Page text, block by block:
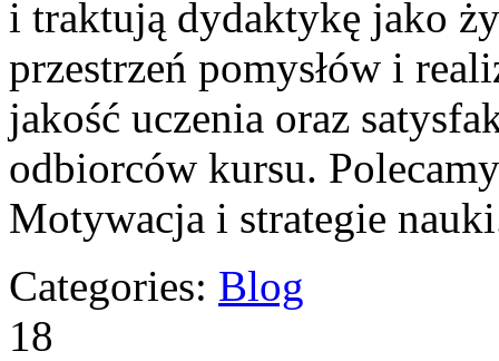
i traktują dydaktykę jako
przestrzeń pomysłów i
jakość uczenia oraz
odbiorców kursu.
Motywacja i strategie
Categories: Blog
18